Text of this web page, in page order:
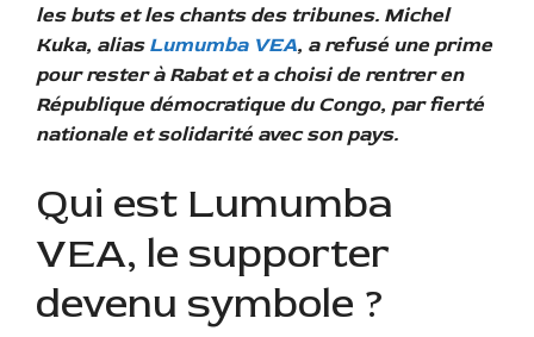
les buts et les chants des tribunes. Michel
Kuka, aliasLumumba VEA, a refusé une prime
pour rester à Rabat et a choisi de rentrer en
République démocratique du Congo, par fierté
nationale et solidarité avec son pays.
Qui est Lumumba
VEA, le supporter
devenu symbole ?